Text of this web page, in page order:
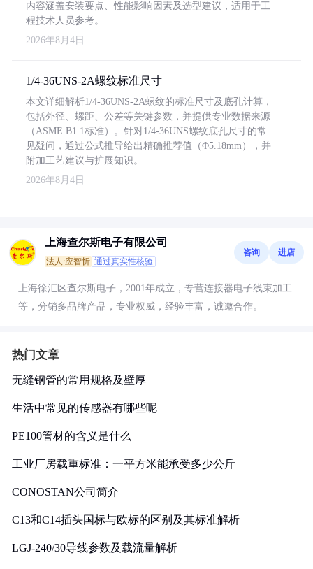
内容涵盖安装要点、性能影响因素及选型建议，适用于工
程技术人员参考。
2026年8月4日
1/4-36UNS-2A螺纹标准尺寸
本文详细解析1/4-36UNS-2A螺纹的标准尺寸及底孔计算，
包括外径、螺距、公差等关键参数，并提供专业数据来源
（ASME B1.1标准）。针对1/4-36UNS螺纹底孔尺寸的常
见疑问，通过公式推导给出精确推荐值（Φ5.18mm），并
附加工艺建议与扩展知识。
2026年8月4日
上海查尔斯电子有限公司
法人:应智忻 通过真实性核验
咨询 进店
上海徐汇区查尔斯电子，2001年成立，专营连接器电子线束加工
等，分销多品牌产品，专业权威，经验丰富，诚邀合作。
热门文章
无缝钢管的常用规格及壁厚
生活中常见的传感器有哪些呢
PE100管材的含义是什么
工业厂房载重标准：一平方米能承受多少公斤
CONOSTAN公司简介
C13和C14插头国标与欧标的区别及其标准解析
LGJ-240/30导线参数及载流量解析